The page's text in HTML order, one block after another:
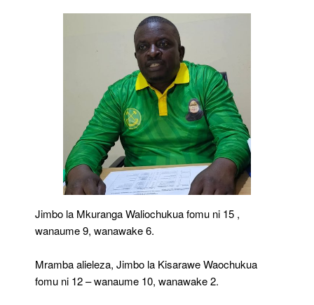
Jimbo la Mkuranga Waliochukua fomu ni 15 ,
wanaume 9, wanawake 6.
Mramba alieleza, Jimbo la Kisarawe Waochukua
fomu ni 12 – wanaume 10, wanawake 2.